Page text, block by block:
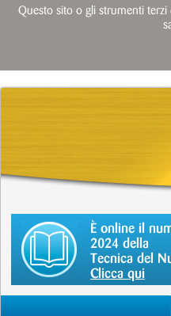
È online il
2024 della
Tecnica del
Clicca qui
Questo sito o gli strumenti